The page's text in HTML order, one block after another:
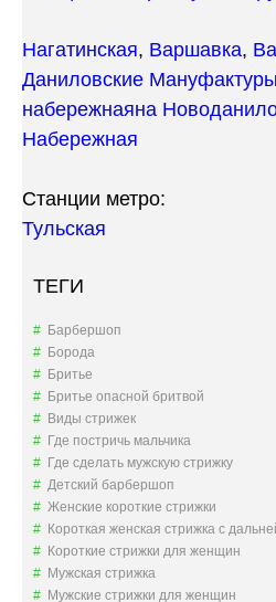
Л
Ь
И
Нагатинская, Варшавка,
Даниловские Мануфактуры
набережнаяна
Набережная
Станции метро:
Тульская
ТЕГИ
Барбершоп
Борода
Бритье
Бритье опасной бритвой
Виды стрижек
Где постричь мальчика
Где сделать мужскую стрижку
Детский барбершоп
Женские короткие стрижки
Короткая женская стрижка с
Короткие стрижки для женщин
Мужская стрижка
Мужские стрижки для женщин